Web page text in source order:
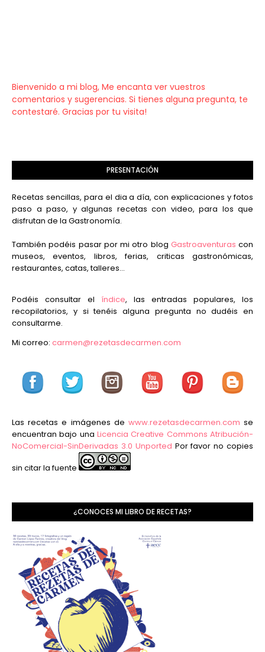
Bienvenido a mi blog, Me encanta ver vuestros
comentarios y sugerencias. Si tienes alguna pregunta, te
contestaré. Gracias por tu visita!
PRESENTACIÓN
Recetas sencillas, para el dia a día, con explicaciones y fotos
paso a paso, y algunas recetas con video, para los que
disfrutan de la Gastronomía.
También podéis pasar por mi otro blog Gastroaventuras con
museos, eventos, libros, ferias, criticas gastronómicas,
restaurantes, catas, talleres...
Podéis consultar el índice, las entradas populares, los
recopilatorios, y si tenéis alguna pregunta no dudéis en
consultarme.
Mi correo: carmen@rezetasdecarmen.com
Las recetas e imágenes de www.rezetasdecarmen.com se
encuentran bajo una Licencia Creative Commons Atribución-
NoComercial-SinDerivadas 3.0 Unported Por favor no copies
sin citar la fuente
¿CONOCES MI LIBRO DE RECETAS?